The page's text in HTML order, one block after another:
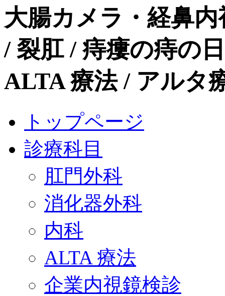
大腸カメラ・経鼻
/ 裂肛 / 痔瘻の痔の
ALTA 療法 / アル
トップページ
診療科目
肛門外科
消化器外科
内科
ALTA 療法
企業内視鏡検診